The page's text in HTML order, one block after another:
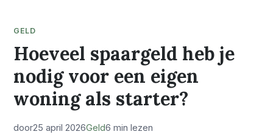
GELD
Hoeveel spaargeld heb je
nodig voor een eigen
woning als starter?
door25 april 2026Geld6 min lezen